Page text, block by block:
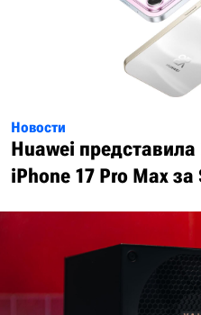
Новости
Huawei представила
iPhone 17 Pro Max за